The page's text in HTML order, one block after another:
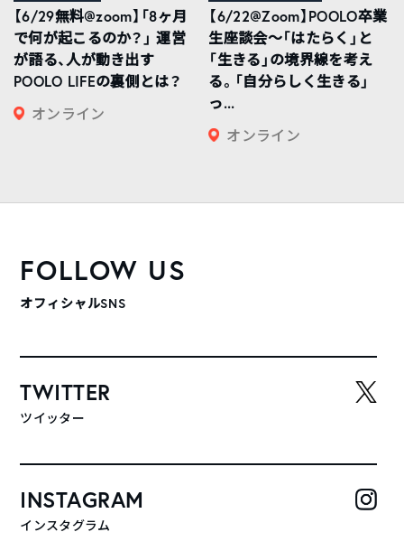
【6/29無料@zoom】「8ヶ月
で何が起こるのか？」 運営
が語る、人が動き出す
POOLO LIFEの裏側とは？
オンライン
【6/22@Zoom】POOLO卒業
生座談会〜「はたらく」と
「生きる」の境界線を考え
る。「自分らしく生きる」
っ...
オンライン
FOLLOW US
オフィシャルSNS
TWITTER
ツイッター
INSTAGRAM
インスタグラム